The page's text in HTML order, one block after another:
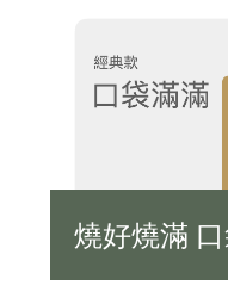
燒好燒滿